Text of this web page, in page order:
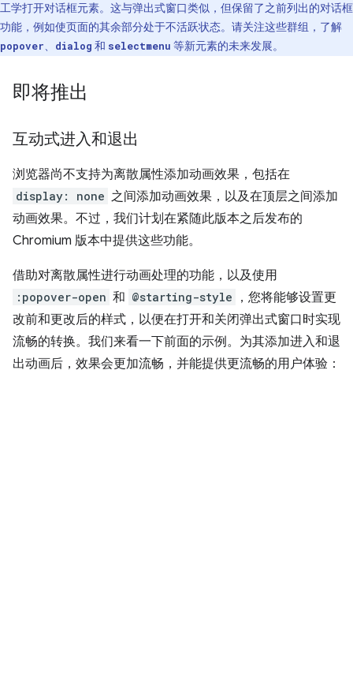
工学打开对话框元素。这与弹出式窗口类似，但保留了之前列出的对话框
功能，例如使页面的其余部分处于不活跃状态。请关注这些群组，了解
popover、 dialog 和 selectmenu 等新元素的未来发展。
即将推出
互动式进入和退出
浏览器尚不支持为离散属性添加动画效果，包括在
display: none 之间添加动画效果，以及在顶层之间添加
动画效果。不过，我们计划在紧随此版本之后发布的
Chromium 版本中提供这些功能。
借助对离散属性进行动画处理的功能，以及使用
:popover-open 和 @starting-style
，您将能够设置更
改前和更改后的样式，以便在打开和关闭弹出式窗口时实现
流畅的转换。我们来看一下前面的示例。为其添加进入和退
出动画后，效果会更加流畅，并能提供更流畅的用户体验：